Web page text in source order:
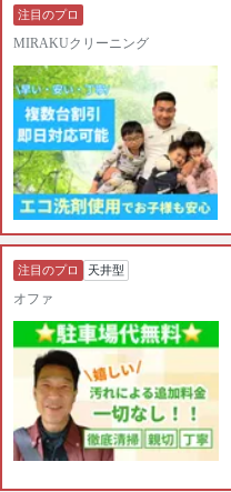
注目のプロ
MIRAKUクリーニング
注目のプロ 天井型
オファ